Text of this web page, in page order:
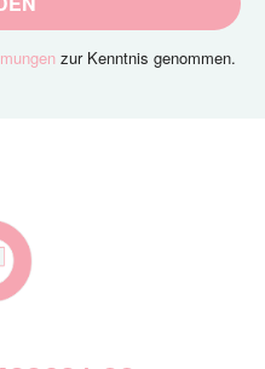
zur Kenntnis genommen.